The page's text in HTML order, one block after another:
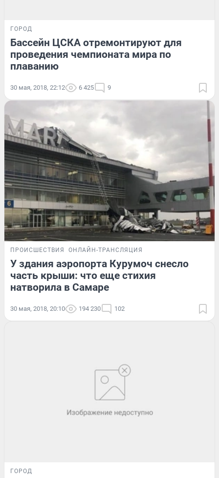
ГОРОД
Бассейн ЦСКА отремонтируют для
проведения чемпионата мира по
плаванию
30 мая, 2018, 22:12 6 425 9
ПРОИСШЕСТВИЯ ОНЛАЙН-ТРАНСЛЯЦИЯ
У здания аэропорта Курумоч снесло
часть крыши: что еще стихия
натворила в Самаре
30 мая, 2018, 20:10 194 230 102
ГОРОД